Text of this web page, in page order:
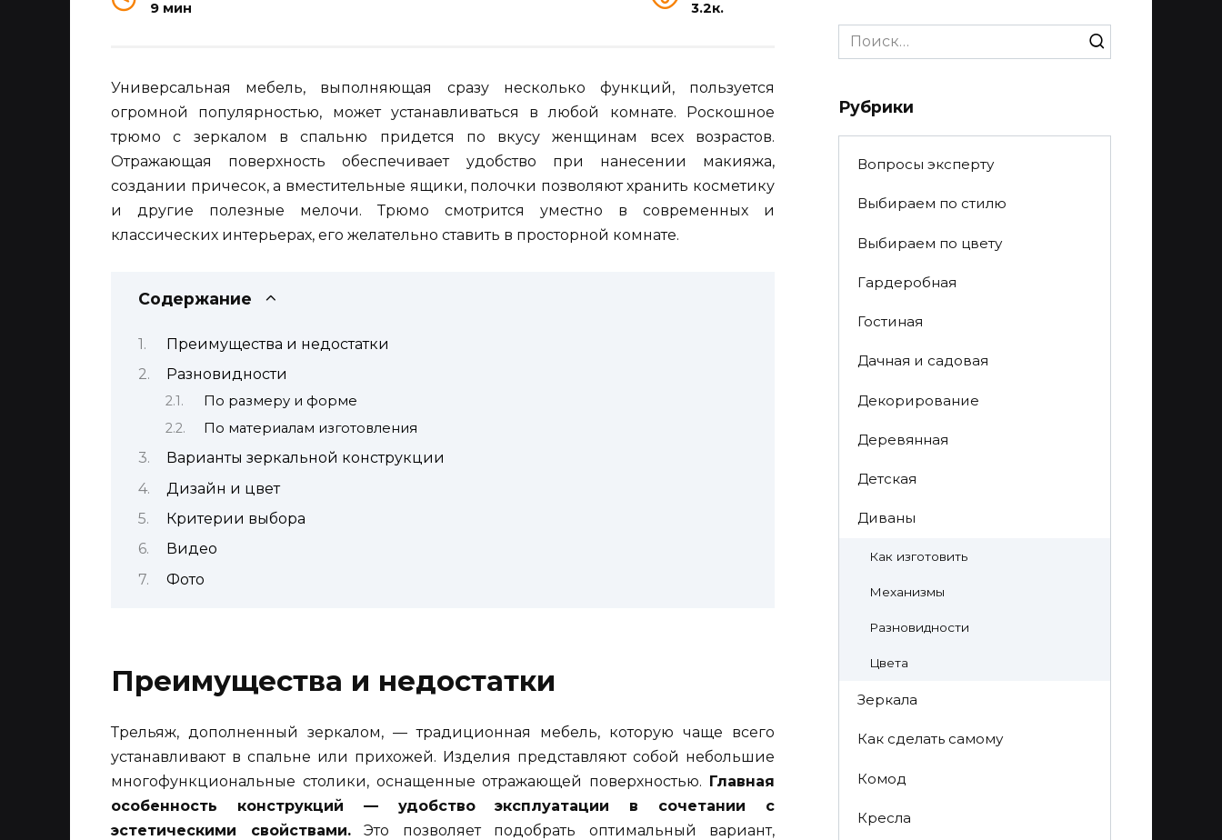
9 мин 3.2к.
Универсальная мебель, выполняющая сразу несколько функций, пользуется
огромной популярностью, может устанавливаться в любой комнате. Роскошное
трюмо с зеркалом в спальню придется по вкусу женщинам всех возрастов.
Отражающая поверхность обеспечивает удобство при нанесении макияжа,
создании причесок, а вместительные ящики, полочки позволяют хранить косметику
и другие полезные мелочи. Трюмо смотрится уместно в современных и
классических интерьерах, его желательно ставить в просторной комнате.
Содержание
Преимущества и недостатки
Разновидности
По размеру и форме
По материалам изготовления
Варианты зеркальной конструкции
Дизайн и цвет
Критерии выбора
Видео
Фото
Преимущества и недостатки
Трельяж, дополненный зеркалом, — традиционная мебель, которую чаще всего
устанавливают в спальне или прихожей. Изделия представляют собой небольшие
многофункциональные столики, оснащенные отражающей поверхностью. Главная
особенность конструкций — удобство эксплуатации в сочетании с
эстетическими свойствами.Это позволяет подобрать оптимальный вариант,
Search
for:
Рубрики
Вопросы эксперту
Выбираем по стилю
Выбираем по цвету
Гардеробная
Гостиная
Дачная и садовая
Декорирование
Деревянная
Детская
Диваны
Как изготовить
Механизмы
Разновидности
Цвета
Зеркала
Как сделать самому
Комод
Кресла